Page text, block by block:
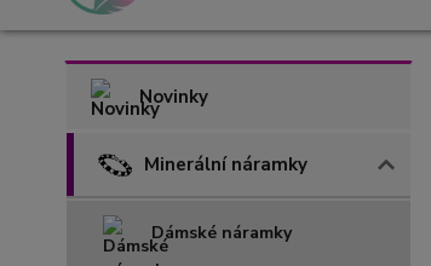
Novinky
Minerální náramky
Dámské náramky